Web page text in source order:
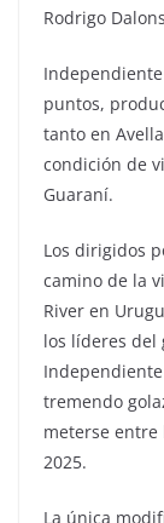
Rodrigo
puntos,
tanto en
condición de
Guaraní.
Los dirigidos
camino de la
River en
los líderes del
tremendo
meterse entre
2025.
La única